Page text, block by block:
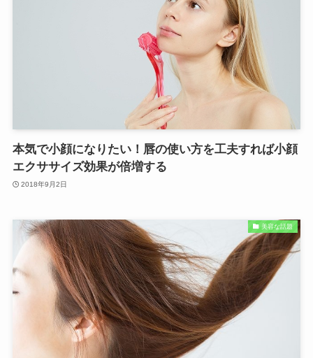
本気で小顔になりたい！唇の使い方を工夫すれば小顔
エクササイズ効果が倍増する
2018年9月2日
美容な話題